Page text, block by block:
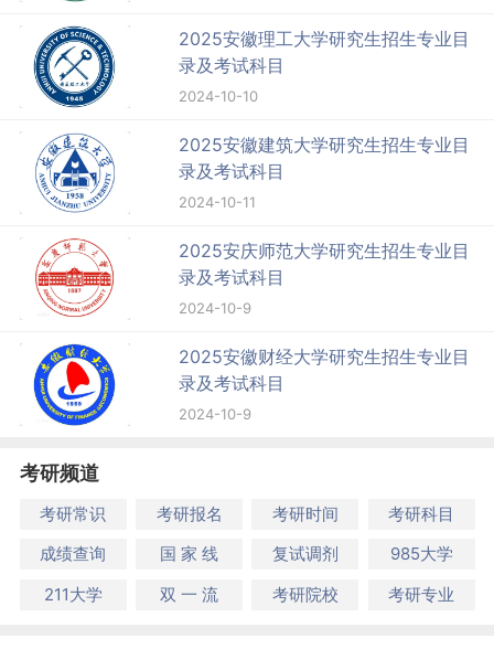
2025安徽理工大学研究生招生专业目
录及考试科目
2024-10-10
2025安徽建筑大学研究生招生专业目
录及考试科目
2024-10-11
2025安庆师范大学研究生招生专业目
录及考试科目
2024-10-9
2025安徽财经大学研究生招生专业目
录及考试科目
2024-10-9
考研频道
考研常识 考研报名 考研时间
考研科目
成绩查询
国 家 线 复试调剂
985大学
211大学
双 一 流 考研院校 考研专业